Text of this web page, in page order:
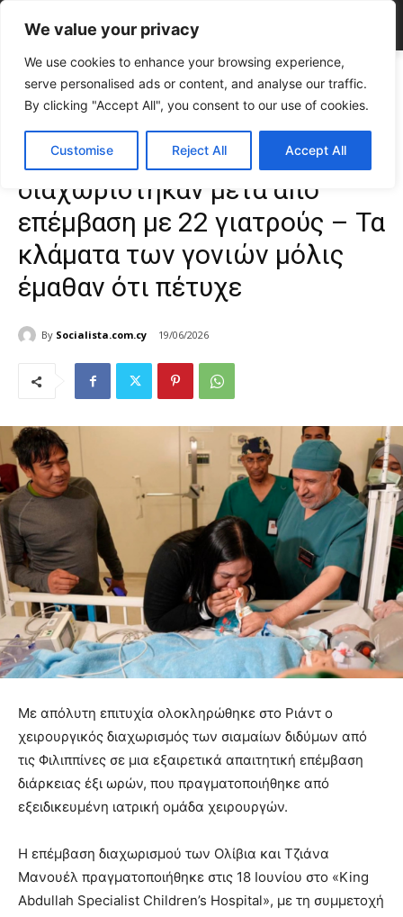
We value your privacy
We use cookies to enhance your browsing experience,
serve personalised ads or content, and analyse our traffic.
By clicking "Accept All", you consent to our use of cookies.
Customise Reject All Accept All
Home ΕΠΙΚΑΙΡΟΤΗΤΑ Διεθνή
Σιαμαία κοριτσάκια διαχωρίστηκαν
μετά από επέμβαση με 22 γιατρούς - Τα κλάματα...
Σιαμαία κοριτσάκια
διαχωρίστηκαν μετά από
επέμβαση με 22 γιατρούς – Τα
κλάματα των γονιών μόλις
έμαθαν ότι πέτυχε
By Socialista.com.cy 19/06/2026
Με απόλυτη επιτυχία ολοκληρώθηκε στο Ριάντ ο
χειρουργικός διαχωρισμός των σιαμαίων διδύμων από
τις Φιλιππίνες σε μια εξαιρετικά απαιτητική επέμβαση
διάρκειας έξι ωρών, που πραγματοποιήθηκε από
εξειδικευμένη ιατρική ομάδα χειρουργών.
Η επέμβαση διαχωρισμού των Ολίβια και Τζιάνα
Μανουέλ πραγματοποιήθηκε στις 18 Ιουνίου στο «King
Abdullah Specialist Children’s Hospital», με τη συμμετοχή